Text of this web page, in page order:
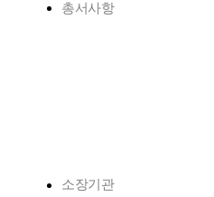
총서사항
소장기관